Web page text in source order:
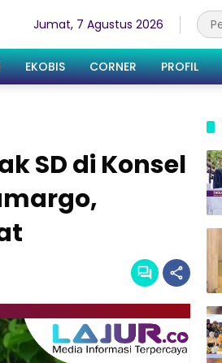
Jumat, 7 Agustus 2026
EKOBIS CORNER PROFIL
SD di Konsel